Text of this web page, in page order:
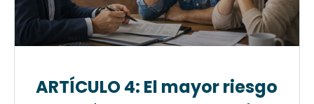
ARTÍCULO 4: El mayor riesgo